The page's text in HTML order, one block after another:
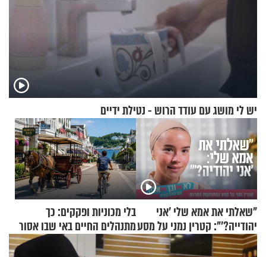
יש לי מושג עם עודד הרוש - נטילת ידיים
"שאלתי את אמא שלי 'אני
יהודייה?'": קטרין נמני על מסע
ההתחזקות המרגש
בלי מכוניות ופקקים: כך
מתנהלים החיים באי שבו אסור
לנהוג כבר יותר מ-120 שנה